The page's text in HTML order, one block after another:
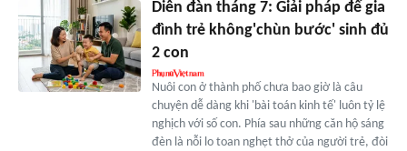
Diễn đàn tháng 7: Giải pháp để gia
đình trẻ không'chùn bước' sinh đủ
2 con
Nuôi con ở thành phố chưa bao giờ là câu
chuyện dễ dàng khi 'bài toán kinh tế' luôn tỷ lệ
nghịch với số con. Phía sau những căn hộ sáng
đèn là nỗi lo toan nghẹt thở của người trẻ, đòi